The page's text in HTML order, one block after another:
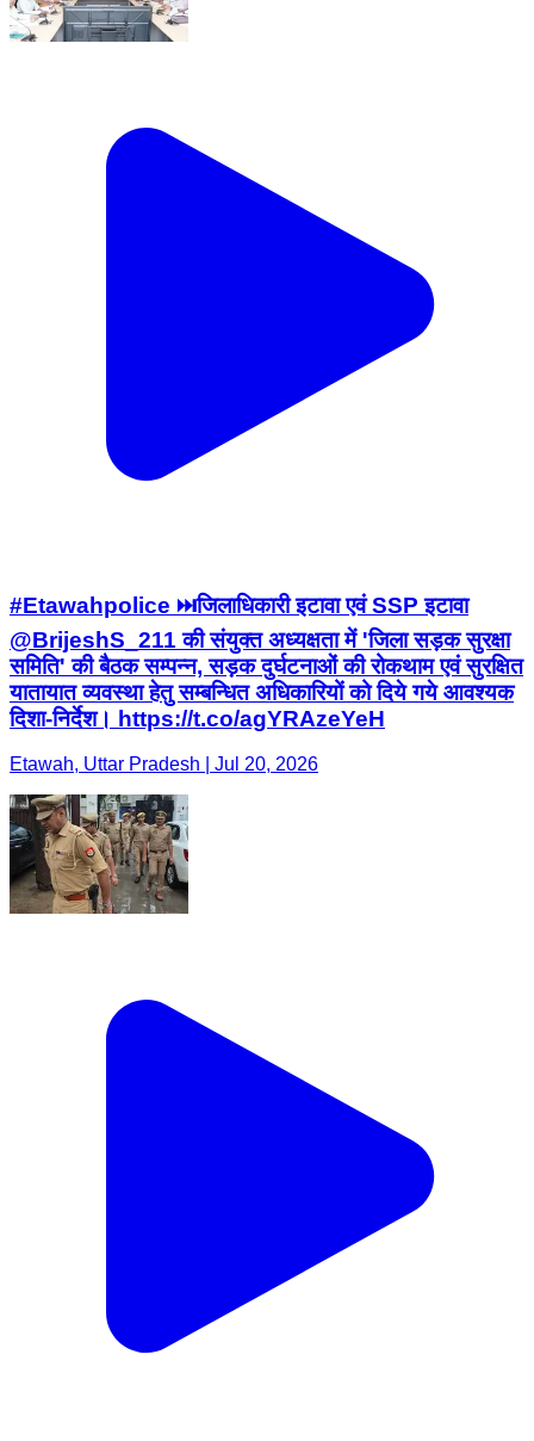
#Etawahpolice ⏭️जिलाधिकारी इटावा एवं SSP इटावा
@BrijeshS_211 की संयुक्त अध्यक्षता में 'जिला सड़क सुरक्षा
समिति' की बैठक सम्पन्न, सड़क दुर्घटनाओं की रोकथाम एवं सुरक्षित
यातायात व्यवस्था हेतु सम्बन्धित अधिकारियों को दिये गये आवश्यक
दिशा-निर्देश। https://t.co/agYRAzeYeH
Etawah, Uttar Pradesh | Jul 20, 2026